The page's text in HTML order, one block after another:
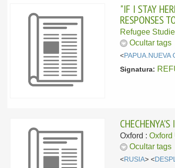
"IF I STAY
RESPONSES
Refugee
Ocultar tags
<PAPUA.NUEVA
Signatura:
Oxford :Oxford
Ocultar tags
<RUSIA> <